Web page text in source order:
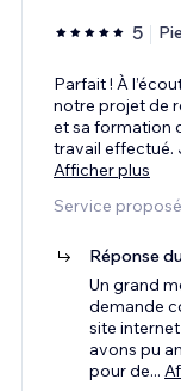
5
Parfait ! À
notre projet de
et sa formation
travail effectué.
Afficher plus
Service
Réponse
Un grand
demande
site
avons pu
pour de...